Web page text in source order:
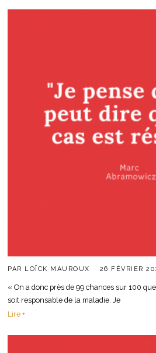
PAR LOÏCK MAUROUX 26 FÉVRIER
« On a donc près de 99 chances sur 100
soit responsable de la maladie. Je
Lire +